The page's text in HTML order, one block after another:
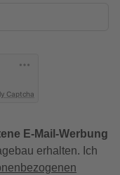
Captcha
E-Mail-Werbung
erhalten. Ich